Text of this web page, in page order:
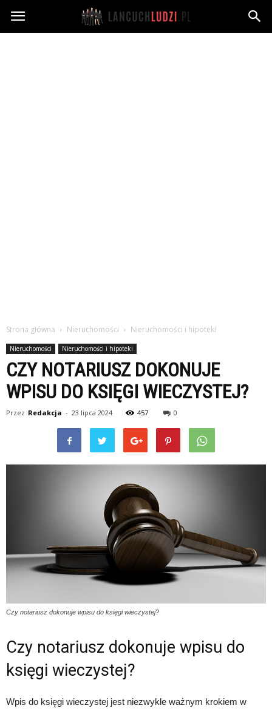
Lancuchludzi.pl
Strona główna Nieruchomości Nieruchomości i hipoteki
Nieruchomości Nieruchomości i hipoteki
CZY NOTARIUSZ DOKONUJE
WPISU DO KSIĘGI WIECZYSTEJ?
Przez Redakcja - 23 lipca 2024 457 0
Czy notariusz dokonuje wpisu do księgi wieczystej?
Czy notariusz dokonuje wpisu do
księgi wieczystej?
Wpis do księgi wieczystej jest niezwykle ważnym krokiem w